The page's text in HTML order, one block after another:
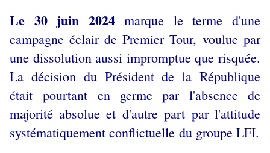
Le 30 juin 2024marque le terme d'une
campagne éclair de Premier Tour, voulue par
une dissolution aussi impromptue que risquée.
La décision du Président de la République
était pourtant en germe par l'absence de
majorité absolue et d'autre part par l'attitude
systématiquement conflictuelle du groupe LFI.